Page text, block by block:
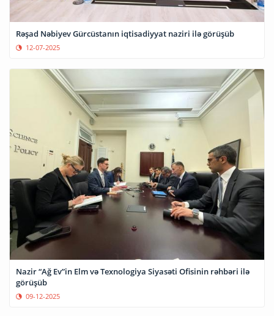
Rəşad Nəbiyev Gürcüstanın iqtisadiyyat naziri ilə görüşüb
12-07-2025
Nazir “Ağ Ev”in Elm və Texnologiya Siyasəti Ofisinin rəhbəri ilə
görüşüb
09-12-2025